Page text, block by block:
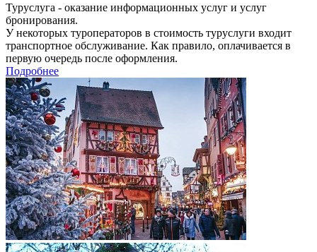
Туруслуга - оказание информационных услуг и услуг
бронирования.
У некоторых туроператоров в стоимость туруслуги входит
транспортное обслуживание. Как правило, оплачивается в
первую очередь после оформления.
Подробнее